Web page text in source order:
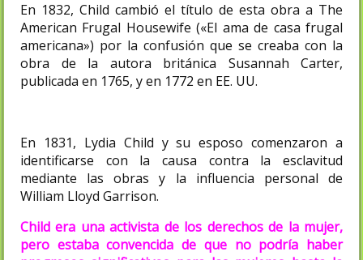
En 1832, Child cambió el título de esta obra a The
American Frugal Housewife («El ama de casa frugal
americana») por la confusión que se creaba con la
obra de la autora británica Susannah Carter,
publicada en 1765, y en 1772 en EE. UU.
En 1831, Lydia Child y su esposo comenzaron a
identificarse con la causa contra la esclavitud
mediante las obras y la influencia personal de
William Lloyd Garrison.​
Child era una activista de los derechos de la mujer,
pero estaba convencida de que no podría haber